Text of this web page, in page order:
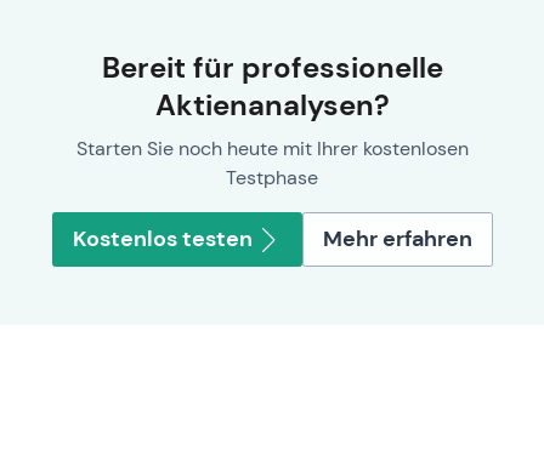
Bereit für professionelle
Aktienanalysen?
Starten Sie noch heute mit Ihrer kostenlosen
Testphase
Kostenlos testen Mehr erfahren